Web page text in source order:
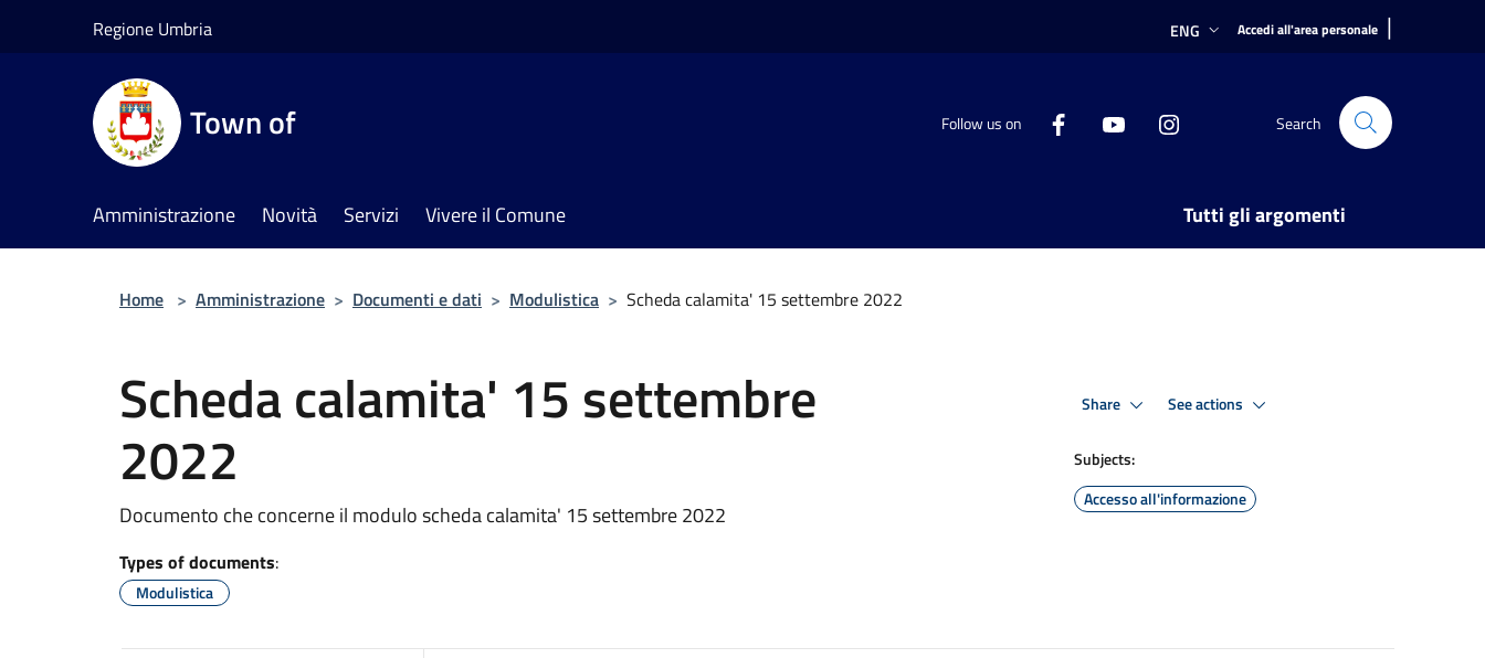
Regione Umbria ENG Accedi all'area personale |
Town of Follow us on Search
Amministrazione Novità Servizi Vivere il Comune Tutti gli argomenti
Home > Amministrazione > Documenti e dati > Modulistica > Scheda calamita' 15 settembre 2022
Scheda calamita' 15 settembre
2022
Documento che concerne il modulo scheda calamita' 15 settembre 2022
Types of documents:
Modulistica
Share See actions
Subjects:
Accesso all'informazione